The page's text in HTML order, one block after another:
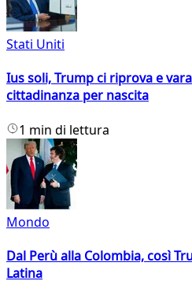
Stati Uniti
Ius soli, Trump ci riprova e
cittadinanza per nascita
1 min di lettura
Mondo
Dal Perù alla Colombia, così
Latina